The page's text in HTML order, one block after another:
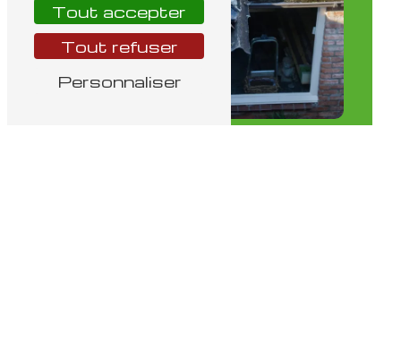
Tout accepter
Tout refuser
Personnaliser